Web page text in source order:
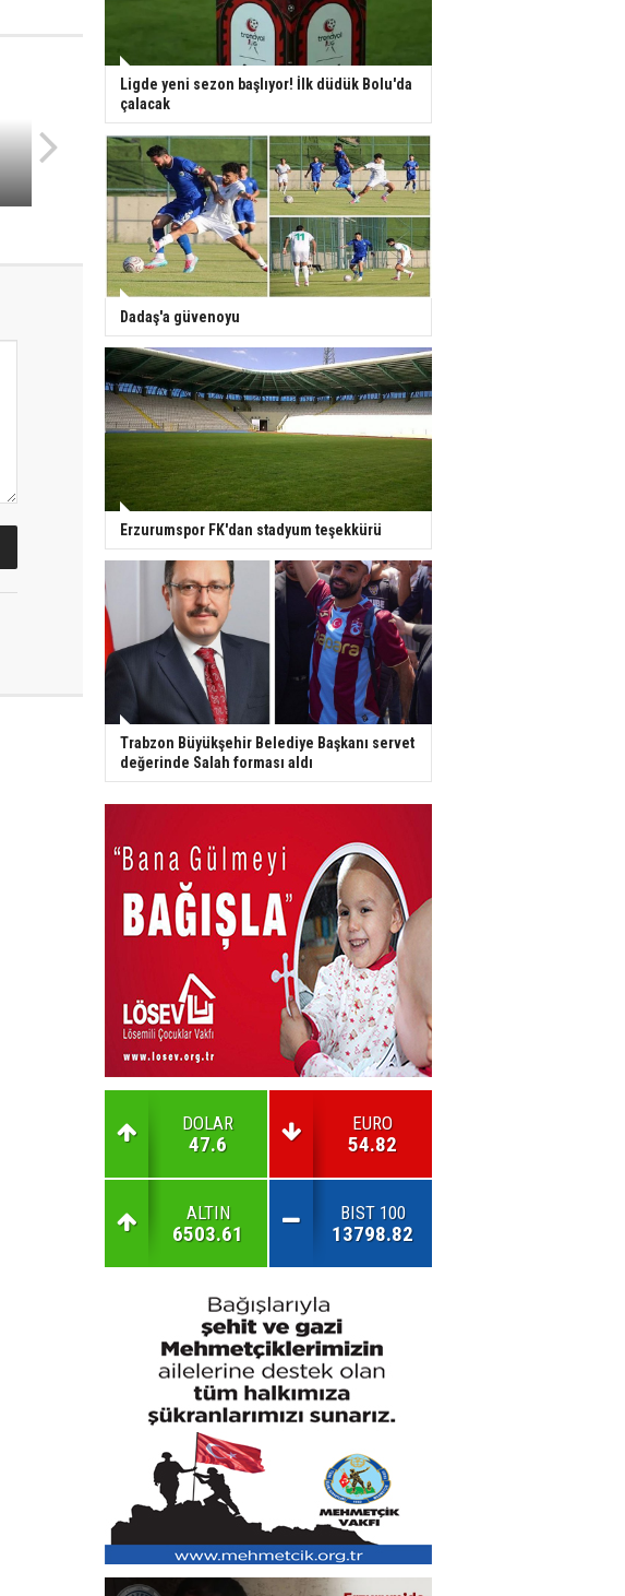
Ligde yeni sezon başlıyor! İlk düdük Bolu'da
çalacak
Dadaş'a güvenoyu
Erzurumspor FK'dan stadyum teşekkürü
Trabzon Büyükşehir Belediye Başkanı servet
değerinde Salah forması aldı
DOLAR
47.6
EURO
54.82
ALTIN
6503.61
BIST 100
13798.82